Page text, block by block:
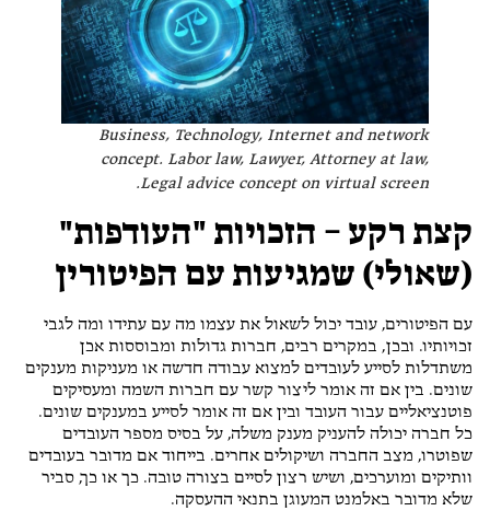
Business, Technology, Internet and network
concept. Labor law, Lawyer, Attorney at law,
Legal advice concept on virtual screen.
קצת רקע – הזכויות "העודפות"
(שאולי) שמגיעות עם הפיטורין
עם הפיטורים, עובד יכול לשאול את עצמו מה עם עתידו ומה לגבי
זכויותיו. ובכן, במקרים רבים, חברות גדולות ומבוססות אכן
משתדלות לסייע לעובדים למצוא עבודה חדשה או מעניקות מענקים
שונים. בין אם זה אומר ליצור קשר עם חברות השמה ומעסיקים
פוטנציאליים עבור העובד ובין אם זה אומר לסייע במענקים שונים.
כל חברה יכולה להעניק מענק משלה, על בסיס מספר העובדים
שפוטרו, מצב החברה ושיקולים אחרים. בייחוד אם מדובר בעובדים
וותיקים ומוערכים, ושיש רצון לסיים בצורה טובה. כך או כך, סביר
שלא מדובר באלמנט המעוגן בתנאי ההעסקה.